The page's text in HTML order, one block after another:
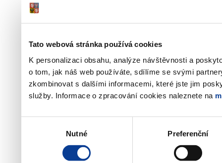
Tato webová stránka používá cookies
K personalizaci obsahu, analýze návštěvnosti a
o tom, jak náš web používáte, sdílíme se svými
zkombinovat s dalšími informacemi, které jste jim
služby. Informace o zpracování cookies naleznete na
Nutné Preferenční